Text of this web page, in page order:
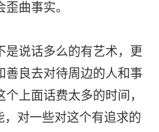
曲事实。
是说话多么的有艺术，更
善良去对待周边的人和事
上面话费太多的时间，
，对一些对这个有追求的